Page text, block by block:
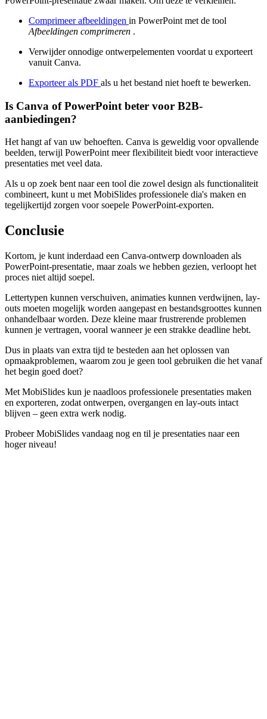
Comprimeer afbeeldingen in PowerPoint met de tool
Afbeeldingen comprimeren .
Verwijder onnodige ontwerpelementen voordat u exporteert
vanuit Canva.
Exporteer als PDF als u het bestand niet hoeft te bewerken.
Is Canva of PowerPoint beter voor B2B-
aanbiedingen?
Het hangt af van uw behoeften. Canva is geweldig voor opvallende
beelden, terwijl PowerPoint meer flexibiliteit biedt voor interactieve
presentaties met veel data.
Als u op zoek bent naar een tool die zowel design als functionaliteit
combineert, kunt u met MobiSlides professionele dia's maken en
tegelijkertijd zorgen voor soepele PowerPoint-exporten.
Conclusie
Kortom, je kunt inderdaad een Canva-ontwerp downloaden als
PowerPoint-presentatie, maar zoals we hebben gezien, verloopt het
proces niet altijd soepel.
Lettertypen kunnen verschuiven, animaties kunnen verdwijnen, lay-
outs moeten mogelijk worden aangepast en bestandsgroottes kunnen
onhandelbaar worden. Deze kleine maar frustrerende problemen
kunnen je vertragen, vooral wanneer je een strakke deadline hebt.
Dus in plaats van extra tijd te besteden aan het oplossen van
opmaakproblemen, waarom zou je geen tool gebruiken die het vanaf
het begin goed doet?
Met MobiSlides kun je naadloos professionele presentaties maken
en exporteren, zodat ontwerpen, overgangen en lay-outs intact
blijven – geen extra werk nodig.
Probeer MobiSlides vandaag nog en til je presentaties naar een
hoger niveau!